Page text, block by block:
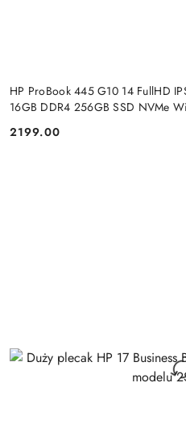
HP ProBook 445 G10 14 FullHD
16GB DDR4 256GB SSD NVMe
Cena:
2199.00